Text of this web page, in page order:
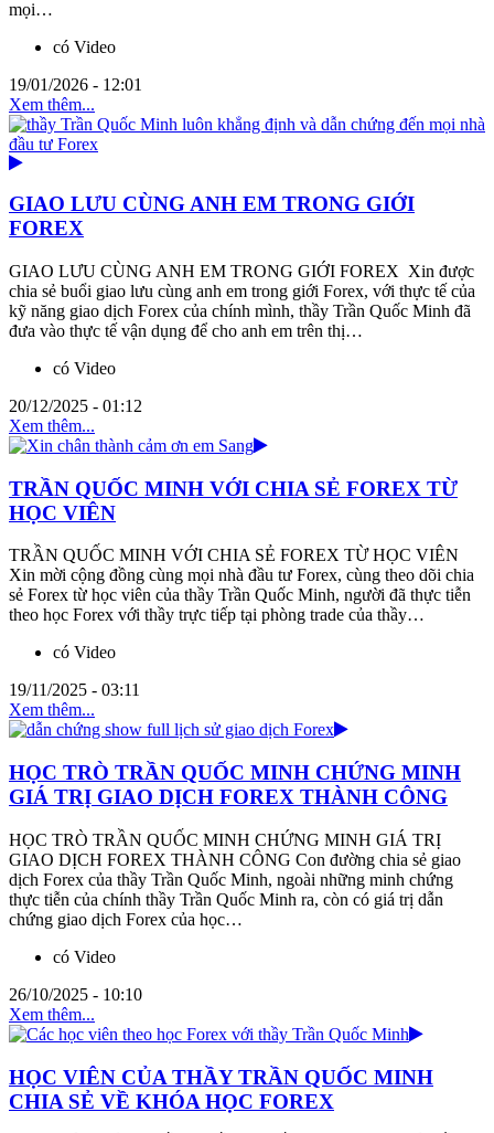
mọi…
có Video
19/01/2026 - 12:01
Xem thêm...
GIAO LƯU CÙNG ANH EM TRONG GIỚI
FOREX
GIAO LƯU CÙNG ANH EM TRONG GIỚI FOREX Xin được
chia sẻ buổi giao lưu cùng anh em trong giới Forex, với thực tế của
kỹ năng giao dịch Forex của chính mình, thầy Trần Quốc Minh đã
đưa vào thực tế vận dụng để cho anh em trên thị…
có Video
20/12/2025 - 01:12
Xem thêm...
TRẦN QUỐC MINH VỚI CHIA SẺ FOREX TỪ
HỌC VIÊN
TRẦN QUỐC MINH VỚI CHIA SẺ FOREX TỪ HỌC VIÊN
Xin mời cộng đồng cùng mọi nhà đầu tư Forex, cùng theo dõi chia
sẻ Forex từ học viên của thầy Trần Quốc Minh, người đã thực tiễn
theo học Forex với thầy trực tiếp tại phòng trade của thầy…
có Video
19/11/2025 - 03:11
Xem thêm...
HỌC TRÒ TRẦN QUỐC MINH CHỨNG MINH
GIÁ TRỊ GIAO DỊCH FOREX THÀNH CÔNG
HỌC TRÒ TRẦN QUỐC MINH CHỨNG MINH GIÁ TRỊ
GIAO DỊCH FOREX THÀNH CÔNG Con đường chia sẻ giao
dịch Forex của thầy Trần Quốc Minh, ngoài những minh chứng
thực tiễn của chính thầy Trần Quốc Minh ra, còn có giá trị dẫn
chứng giao dịch Forex của học…
có Video
26/10/2025 - 10:10
Xem thêm...
HỌC VIÊN CỦA THẦY TRẦN QUỐC MINH
CHIA SẺ VỀ KHÓA HỌC FOREX